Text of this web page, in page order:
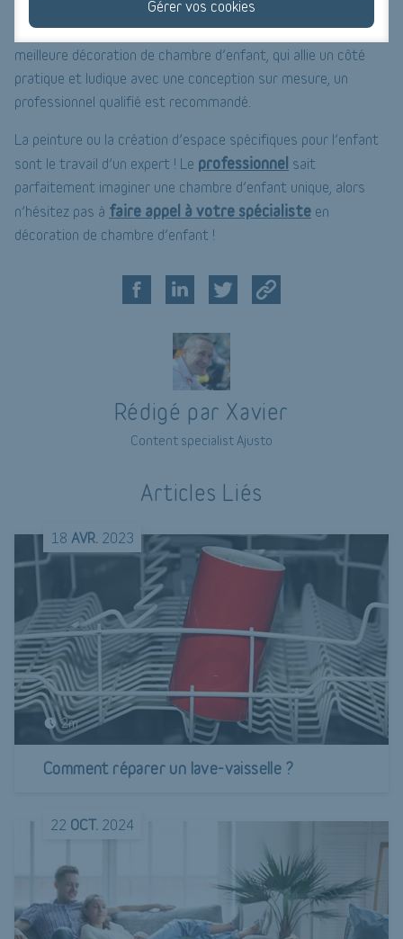
Gérer vos cookies
peut s'épanouir et profiter pleinement d’une chambre qui le
rassure et qui l’aide à prendre confiance en lui. Pour une
meilleure décoration de chambre d’enfant, qui allie un côté
pratique et ludique avec une conception sur mesure, un
professionnel qualifié est recommandé.
La peinture ou la création d’espace spécifiques pour l’enfant
sont le travail d’un expert ! Le professionnel sait
parfaitement imaginer une chambre d’enfant unique, alors
n’hésitez pas à faire appel à votre spécialiste en
décoration de chambre d’enfant !
Rédigé par Xavier
Content specialist Ajusto
Articles Liés
18 AVR. 2023
2m
Comment réparer un lave-vaisselle ?
22 OCT. 2024